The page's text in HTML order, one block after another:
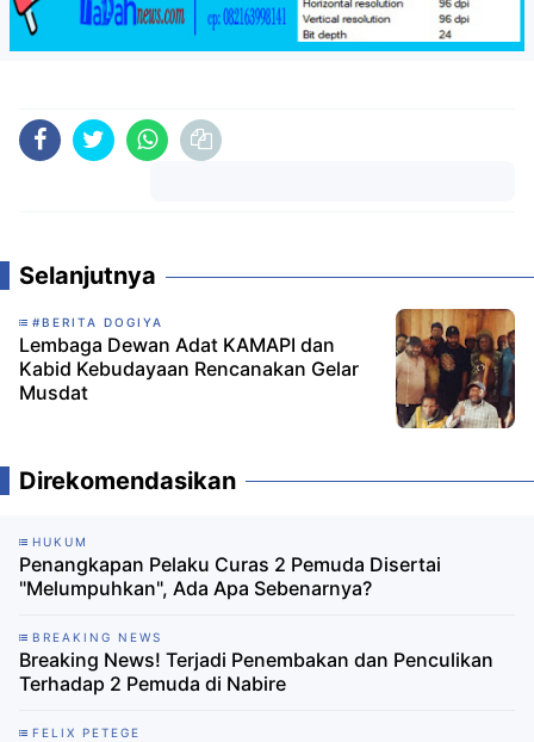
Selanjutnya
#BERITA DOGIYA
‎Lembaga Dewan Adat KAMAPI dan
Kabid Kebudayaan Rencanakan Gelar
Musdat
Direkomendasikan
HUKUM
Penangkapan Pelaku Curas 2 Pemuda Disertai
"Melumpuhkan", Ada Apa Sebenarnya?
BREAKING NEWS
Breaking News! Terjadi Penembakan dan Penculikan
Terhadap 2 Pemuda di Nabire
FELIX PETEGE